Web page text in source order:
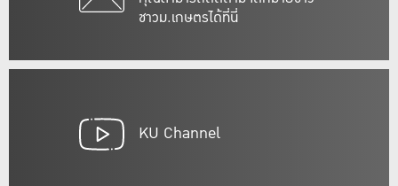
ชาวม.เกษตรได้ที่นี่
KU Channel